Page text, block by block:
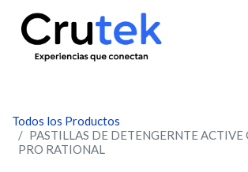
Todos los Productos
PASTILLAS DE DETENGERNTE ACTIVE
PRO RATIONAL